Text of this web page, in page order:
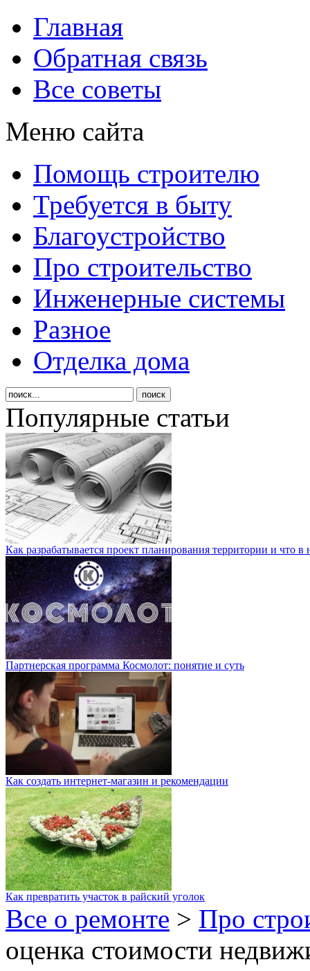
Главная
Обратная связь
Все советы
Меню сайта
Помощь строителю
Требуется в быту
Благоустройство
Про строительство
Инженерные системы
Разное
Отделка дома
Популярные статьи
Как разрабатывается проект планирования территории и что в
Партнерская программа Космолот: понятие и суть
Как создать интернет-магазин и рекомендации
Как превратить участок в райский уголок
Все о ремонте > Про
оценка стоимости